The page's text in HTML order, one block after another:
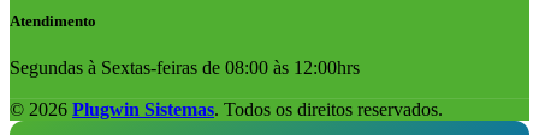
Atendimento
Segundas à Sextas-feiras de 08:00 às 12:00hrs
© 2026 Plugwin Sistemas. Todos os direitos reservados.